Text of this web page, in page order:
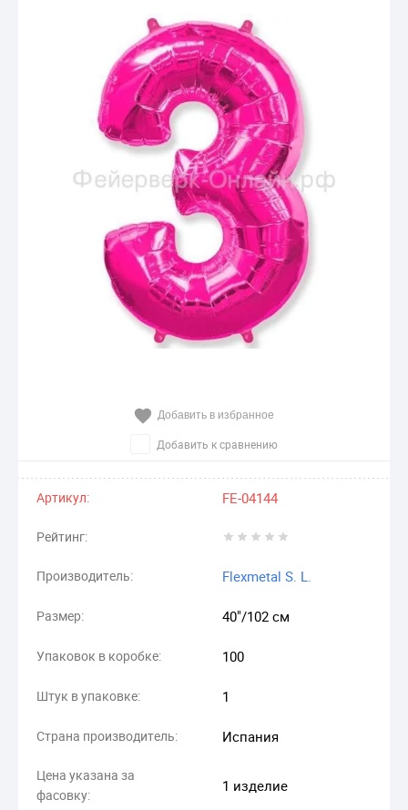
Добавить в избранное
Добавить к сравнению
Артикул: FE-04144
Рейтинг:
Производитель: Flexmetal S. L.
Размер: 40"/102 см
Упаковок в коробке: 100
Штук в упаковке: 1
Страна производитель: Испания
Цена указана за
фасовку:
1 изделие